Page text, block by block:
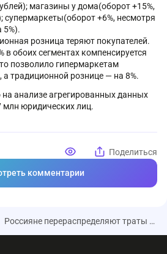
магазины у дома(оборот +15%,
супермаркеты(оборот +6%, несмотря
5%).
розница теряют покупателей.
обоих сегментах компенсируется
позволило гипермаркетам
а традиционной рознице — на 8%.
анализе агрегированных данных
млн юридических лиц.
Поделиться
комментарии
Россияне перераспределяют траты в пользу общепита и дискаунтеров